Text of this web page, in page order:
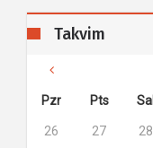
Takvim
Pzr Pts Sal
26 27 28